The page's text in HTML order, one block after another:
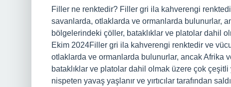
Filler ne renktedir? Filler gri ila kahverengi
savanlarda, otlaklarda ve ormanlarda bulunurlar,
bölgelerindeki çöller, bataklıklar ve platolar dahil
Ekim 2024Filler gri ila kahverengi renktedir ve
otlaklarda ve ormanlarda bulunurlar, ancak Afrika
bataklıklar ve platolar dahil olmak üzere çok
nispeten yavaş yaşlanır ve yırtıcılar tarafından